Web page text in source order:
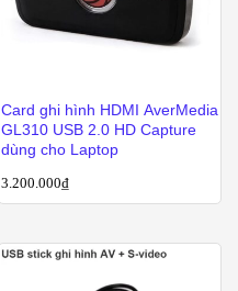
Card ghi hình HDMI AverMedia
GL310 USB 2.0 HD Capture
dùng cho Laptop
3.200.000₫